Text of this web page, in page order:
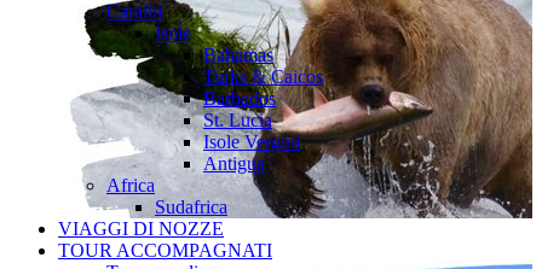
Caraibi
Isole
Bahamas
Turks & Caicos
Barbados
St. Lucia
Isole Vergini
Antigua
Africa
Sudafrica
VIAGGI DI NOZZE
TOUR ACCOMPAGNATI